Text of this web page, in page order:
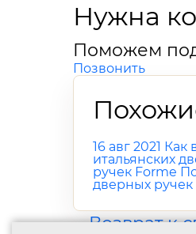
Нужна
Поможем
Позвонить
16 авг 2021 Как
итальянских
ручек Forme
дверных ручек
Возврат к